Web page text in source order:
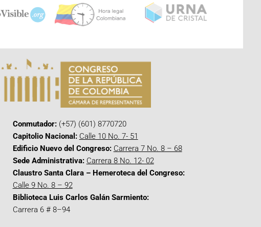
Conmutador:(+57) (601) 8770720
Capitolio Nacional: Calle 10 No. 7- 51
Edificio Nuevo del Congreso: Carrera 7 No. 8 – 68
Sede Administrativa: Carrera 8 No. 12- 02
Claustro Santa Clara – Hemeroteca del Congreso:
Calle 9 No. 8 – 92
Biblioteca Luis Carlos Galán Sarmiento:
Carrera 6 # 8–94